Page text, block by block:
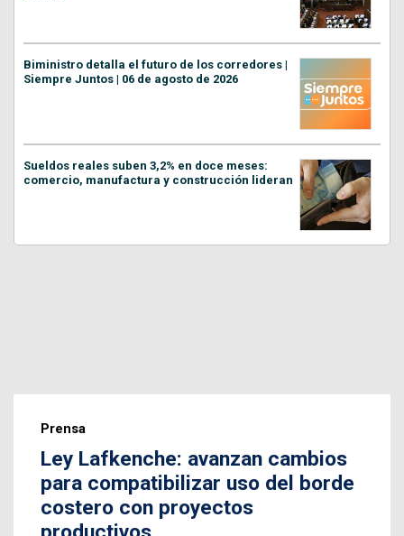
Biministro detalla el futuro de los corredores |
Siempre Juntos | 06 de agosto de 2026
Sueldos reales suben 3,2% en doce meses:
comercio, manufactura y construcción lideran
Prensa
Ley Lafkenche: avanzan cambios
para compatibilizar uso del borde
costero con proyectos